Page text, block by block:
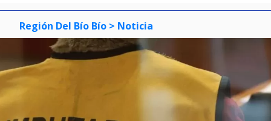
Región Del Bío Bío > Noticia